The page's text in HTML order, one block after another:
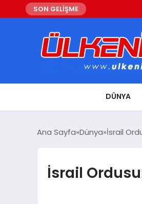
SON GELİŞME
DÜNYA
Ana Sayfa Dünya İsrail
İsrail